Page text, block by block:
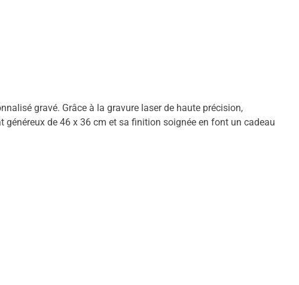
gravé. Grâce à la gravure laser de haute précision,
de 46 x 36 cm et sa finition soignée en font un cadeau